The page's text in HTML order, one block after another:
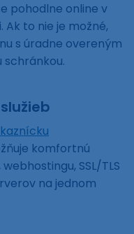
pohodlne online v
to nie je možné,
s úradne overeným
komfortnú
SSL/TLS
na jednom